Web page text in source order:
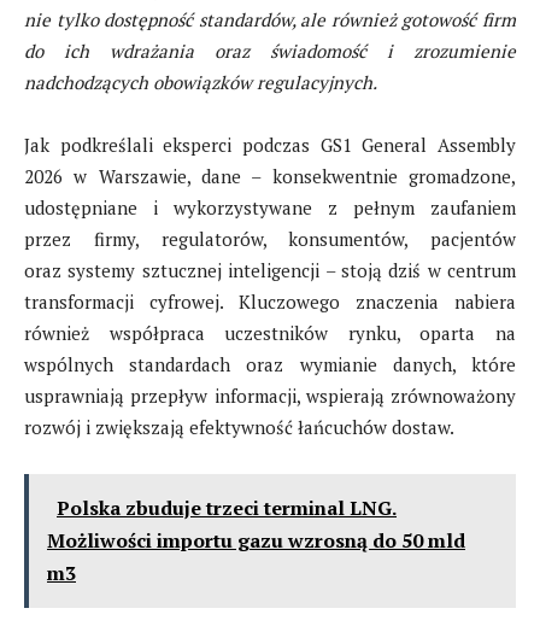
nie tylko dostępność standardów, ale również gotowość firm
do ich wdrażania oraz świadomość i zrozumienie
nadchodzących obowiązków regulacyjnych.
Jak podkreślali eksperci podczas GS1 General Assembly
2026 w Warszawie, dane – konsekwentnie gromadzone,
udostępniane i wykorzystywane z pełnym zaufaniem
przez firmy, regulatorów, konsumentów, pacjentów
oraz systemy sztucznej inteligencji – stoją dziś w centrum
transformacji cyfrowej. Kluczowego znaczenia nabiera
również współpraca uczestników rynku, oparta na
wspólnych standardach oraz wymianie danych, które
usprawniają przepływ informacji, wspierają zrównoważony
rozwój i zwiększają efektywność łańcuchów dostaw.
Polska zbuduje trzeci terminal LNG.
Możliwości importu gazu wzrosną do 50 mld
m3